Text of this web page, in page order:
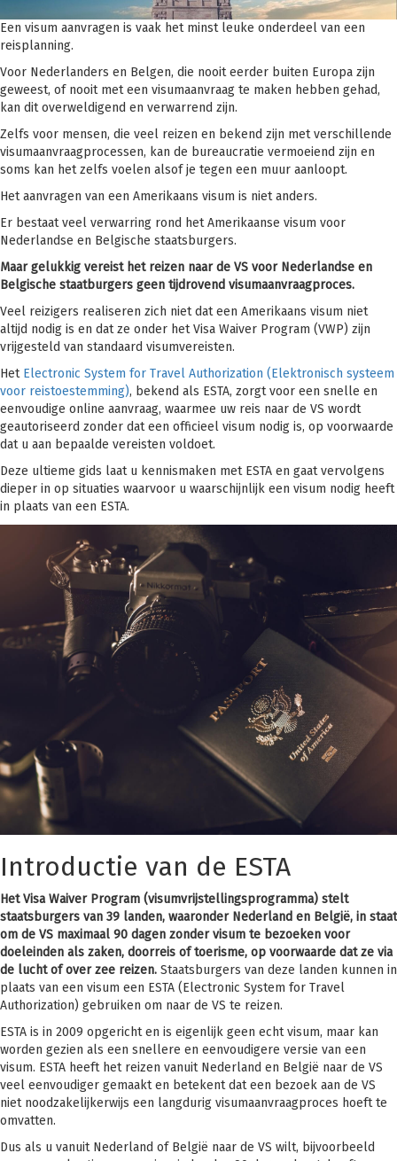
Een visum aanvragen is vaak het minst leuke onderdeel van een
reisplanning.
Voor Nederlanders en Belgen, die nooit eerder buiten Europa zijn
geweest, of nooit met een visumaanvraag te maken hebben gehad,
kan dit overweldigend en verwarrend zijn.
Zelfs voor mensen, die veel reizen en bekend zijn met verschillende
visumaanvraagprocessen, kan de bureaucratie vermoeiend zijn en
soms kan het zelfs voelen alsof je tegen een muur aanloopt.
Het aanvragen van een Amerikaans visum is niet anders.
Er bestaat veel verwarring rond het Amerikaanse visum voor
Nederlandse en Belgische staatsburgers.
Maar gelukkig vereist het reizen naar de VS voor Nederlandse en
Belgische staatburgers geen tijdrovend visumaanvraagproces.
Veel reizigers realiseren zich niet dat een Amerikaans visum niet
altijd nodig is en dat ze onder het Visa Waiver Program (VWP) zijn
vrijgesteld van standaard visumvereisten.
Het Electronic System for Travel Authorization (Elektronisch systeem
voor reistoestemming), bekend als ESTA, zorgt voor een snelle en
eenvoudige online aanvraag, waarmee uw reis naar de VS wordt
geautoriseerd zonder dat een officieel visum nodig is, op voorwaarde
dat u aan bepaalde vereisten voldoet.
Deze ultieme gids laat u kennismaken met ESTA en gaat vervolgens
dieper in op situaties waarvoor u waarschijnlijk een visum nodig heeft
in plaats van een ESTA.
Introductie van de ESTA
Het Visa Waiver Program (visumvrijstellingsprogramma) stelt
staatsburgers van 39 landen, waaronder Nederland en België, in staat
om de VS maximaal 90 dagen zonder visum te bezoeken voor
doeleinden als zaken, doorreis of toerisme, op voorwaarde dat ze via
de lucht of over zee reizen. Staatsburgers van deze landen kunnen in
plaats van een visum een ESTA (Electronic System for Travel
Authorization) gebruiken om naar de VS te reizen.
ESTA is in 2009 opgericht en is eigenlijk geen echt visum, maar kan
worden gezien als een snellere en eenvoudigere versie van een
visum. ESTA heeft het reizen vanuit Nederland en België naar de VS
veel eenvoudiger gemaakt en betekent dat een bezoek aan de VS
niet noodzakelijkerwijs een langdurig visumaanvraagproces hoeft te
omvatten.
Dus als u vanuit Nederland of België naar de VS wilt, bijvoorbeeld